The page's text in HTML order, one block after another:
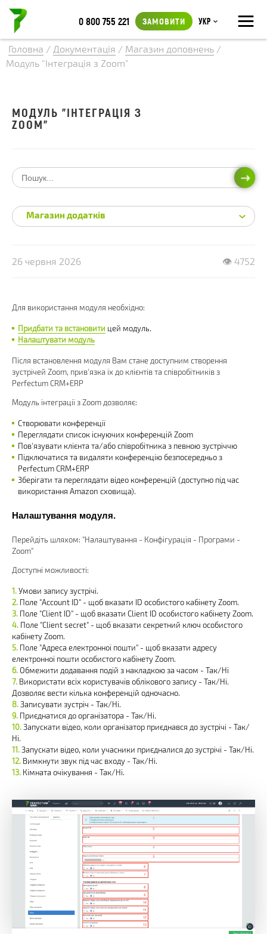
≡
0 800 755 221 ЗАМОВИТИ Укр
Головна / Документація / Магазин доповнень /
Модуль "Інтеграція з Zoom"
26 червня 2026 👁 4752
Для використання модуля необхідно:
Придбати та встановити цей модуль.
Налаштувати модуль
Після встановлення модуля Вам стане доступним створення
зустрічей Zoom, прив'язка їх до клієнтів та співробітників з
Perfectum CRM+ERP
Модуль інтеграції з Zoom дозволяє:
Створювати конференції
Переглядати список існуючих конференцій Zoom
Пов'язувати клієнта та/або співробітника з певною зустріччю
Підключатися та видаляти конференцію безпосередньо з
Perfectum CRM+ERP
Зберігати та переглядати відео конференцій (доступно під час
використання Amazon сховища).
Налаштування модуля.
Перейдіть шляхом: "Налаштування - Конфігурація - Програми -
Zoom"
Доступні можливості:
Умови запису зустрічі.
Поле "Account ID" - щоб вказати ID особистого кабінету Zoom.
Поле "Client ID" - щоб вказати Client ID особистого кабінету Zoom.
Поле "Client secret" - щоб вказати секретний ключ особистого
кабінету Zoom.
Поле "Адреса електронної пошти" - щоб вказати адресу
електронної пошти особистого кабінету Zoom.
Обмежити додавання подій з накладкою за часом - Так/Ні
Використати всіх користувачів облікового запису - Так/Ні.
Дозволяє вести кілька конференцій одночасно.
Записувати зустріч - Так/Ні.
Приєднатися до організатора - Так/Ні.
Запускати відео, коли організатор приєднався до зустрічі - Так/
Ні.
Запускати відео, коли учасники приєдналися до зустрічі - Так/Ні.
Вимкнути звук під час входу - Так/Ні.
Кімната очікування - Так/Ні.
МОДУЛЬ "ІНТЕГРАЦІЯ З
ZOOM"
Магазин додатків